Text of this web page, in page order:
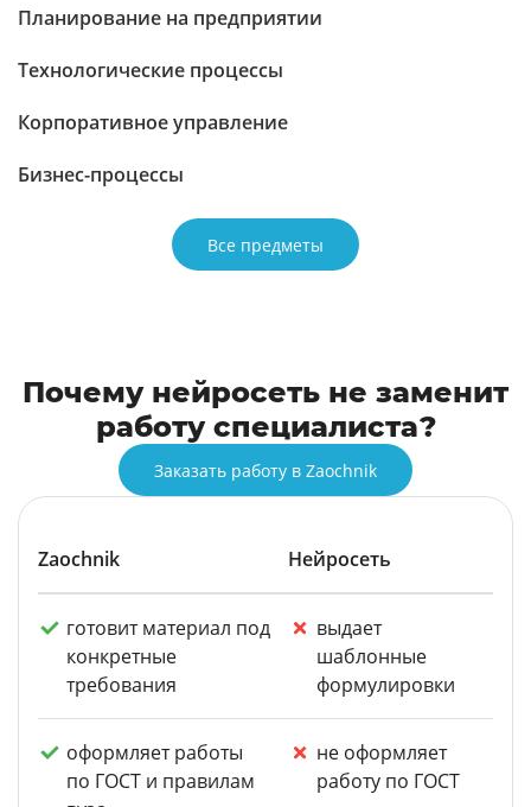
Планирование на предприятии
Технологические процессы
Корпоративное управление
Бизнес-процессы
Все предметы
Почему нейросеть не заменит
работу специалиста?
Заказать работу в Zaochnik
Zaochnik Нейросеть
готовит материал под
конкретные
требования
выдает
шаблонные
формулировки
оформляет работы
по ГОСТ и правилам
не оформляет
работу по ГОСТ